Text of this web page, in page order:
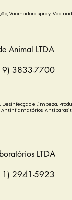
Vacinadora spray,
Animal LTDA
3833-7700
e Limpeza,
LTDA
2941-5923